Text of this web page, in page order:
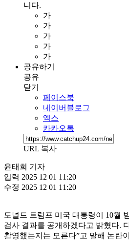
니다.
가
가
가
가
가
공유하기
공유
닫기
페이스북
네이버블로그
엑스
카카오톡
URL 복사
윤태희 기자
입력 2025 12 01 11:20
수정 2025 12 01 11:20
도널드 트럼프 미국 대통령이 10월
검사 결과를 공개하겠다고 밝혔다.
촬영했는지는 모른다”고 말해 논란